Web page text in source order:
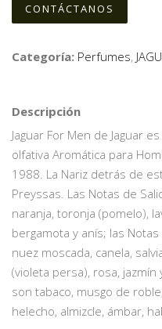
CONTÁCTANOS
Categoría: Perfumes,
Descripción
Jaguar For Men de Jaguar
olfativa Aromática para
1988. La Nariz detrás de
Preyssas. Las Notas de
naranja, toronja (pomelo),
bergamota y anís; las
nuez moscada, canela,
(violeta persa), rosa,
son tabaco, musgo de
helecho, almizcle, ámbar,